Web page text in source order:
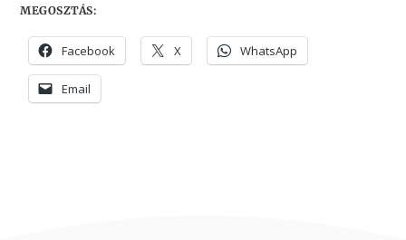
MEGOSZTÁS:
Facebook X WhatsApp
Email